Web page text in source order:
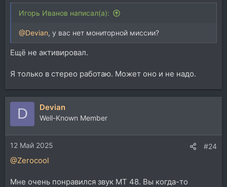
Игорь Иванов написал(а):
@Devian, у вас нет мониторной миссии?
Ещё не активировал.
Я только в стерео работаю. Может оно и не надо.
D Devian
Well-Known Member
12 Май 2025 #24
@Zerocool
Мне очень понравился звук MT 48. Вы когда-то